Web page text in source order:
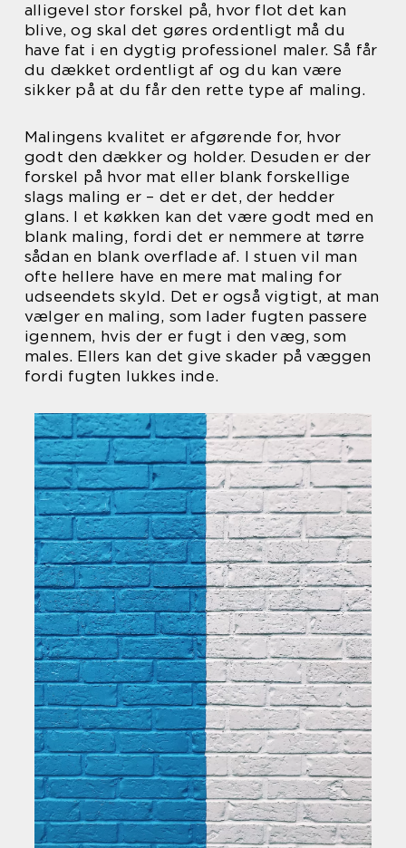
alligevel stor forskel på, hvor flot det kan
blive, og skal det gøres ordentligt må du
have fat i en dygtig professionel maler. Så får
du dækket ordentligt af og du kan være
sikker på at du får den rette type af maling.
Malingens kvalitet er afgørende for, hvor
godt den dækker og holder. Desuden er der
forskel på hvor mat eller blank forskellige
slags maling er – det er det, der hedder
glans. I et køkken kan det være godt med en
blank maling, fordi det er nemmere at tørre
sådan en blank overflade af. I stuen vil man
ofte hellere have en mere mat maling for
udseendets skyld. Det er også vigtigt, at man
vælger en maling, som lader fugten passere
igennem, hvis der er fugt i den væg, som
males. Ellers kan det give skader på væggen
fordi fugten lukkes inde.